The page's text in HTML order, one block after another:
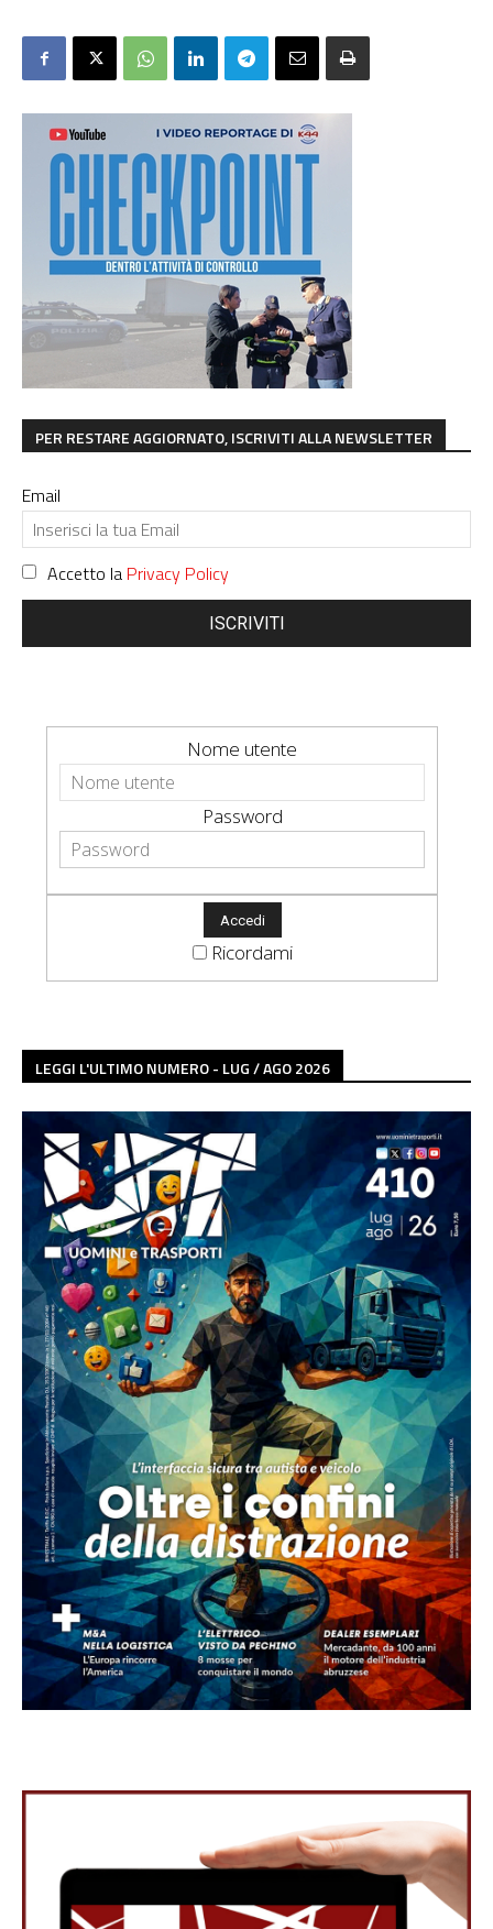
PER RESTARE AGGIORNATO, ISCRIVITI ALLA NEWSLETTER
Email
Accetto la Privacy Policy
ISCRIVITI
Nome utente
Password
Ricordami
LEGGI L'ULTIMO NUMERO - LUG / AGO 2026